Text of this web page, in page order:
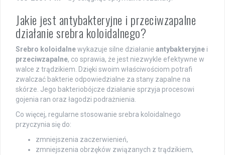
Jakie jest antybakteryjne i przeciwzapalne
działanie srebra koloidalnego?
Srebro koloidalnewykazuje silne działanie antybakteryjne i
przeciwzapalne, co sprawia, że jest niezwykle efektywne w
walce z trądzikiem. Dzięki swoim właściwościom potrafi
zwalczać bakterie odpowiedzialne za stany zapalne na
skórze. Jego bakteriobójcze działanie sprzyja procesowi
gojenia ran oraz łagodzi podrażnienia.
Co więcej, regularne stosowanie srebra koloidalnego
przyczynia się do:
zmniejszenia zaczerwienień,
zmniejszenia obrzęków związanych z trądzikiem,